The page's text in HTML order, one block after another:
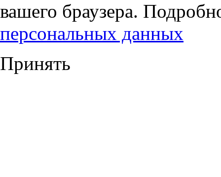
вашего браузера.
персональных данных
Принять